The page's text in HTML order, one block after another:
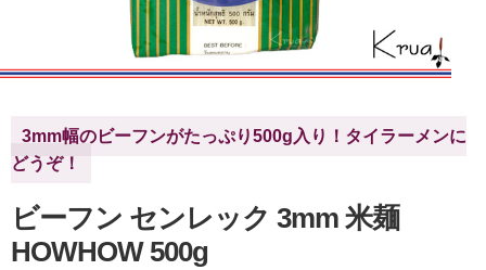
3mm幅のビーフンがたっぷり500g入り！タイラーメンに
どうぞ！
ビーフン センレック 3mm 米麺
HOWHOW 500g